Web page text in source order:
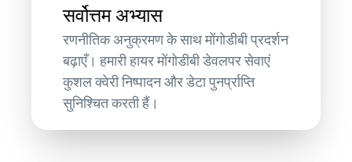
सर्वोत्तम अभ्यास
रणनीतिक अनुक्रमण के साथ मोंगोडीबी प्रदर्शन
बढ़ाएँ। हमारी हायर मोंगोडीबी डेवलपर सेवाएं
कुशल क्वेरी निष्पादन और डेटा पुनर्प्राप्ति
सुनिश्चित करती हैं।